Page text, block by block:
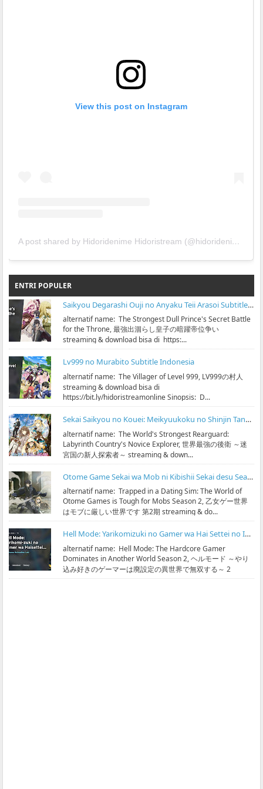
View this post on Instagram
A post shared by Hidoridenime Hidoristream (@hidoridenime)
ENTRI POPULER
Saikyou Degarashi Ouji no Anyaku Teii Arasoi Subtitle Indonesia
alternatif name: The Strongest Dull Prince's Secret Battle
for the Throne, 最強出涸らし皇子の暗躍帝位争い
streaming & download bisa di https:...
Lv999 no Murabito Subtitle Indonesia
alternatif name: The Villager of Level 999, LV999の村人
streaming & download bisa di
https://bit.ly/hidoristreamonline Sinopsis: D...
Sekai Saikyou no Kouei: Meikyuukoku no Shinjin Tansakusha Subtitle Indonesia
alternatif name: The World's Strongest Rearguard:
Labyrinth Country's Novice Explorer, 世界最強の後衛 ～迷
宮国の新人探索者～ streaming & down...
Otome Game Sekai wa Mob ni Kibishii Sekai desu Season 2 Subtitle Indonesia
alternatif name: Trapped in a Dating Sim: The World of
Otome Games is Tough for Mobs Season 2, 乙女ゲー世界
はモブに厳しい世界です 第2期 streaming & do...
Hell Mode: Yarikomizuki no Gamer wa Hai Settei no Isekai de Musou suru Season 2 Subtitle Indonesia
alternatif name: Hell Mode: The Hardcore Gamer
Dominates in Another World Season 2, ヘルモード ～やり
込み好きのゲーマーは廃設定の異世界で無双する～ 2
streaming & ...